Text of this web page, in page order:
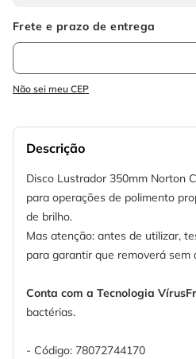
Não sei meu CEP
Descrição
Disco Lustrador 350mm Norton
para operações de polimento
de brilho.
Mas atenção: antes de utilizar,
para garantir que removerá sem
Conta com a Tecnologia
bactérias.
- Código: 78072744170